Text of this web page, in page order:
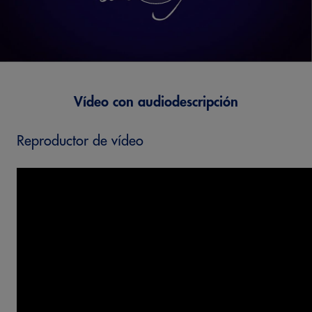
Vídeo con audiodescripción
Reproductor de vídeo